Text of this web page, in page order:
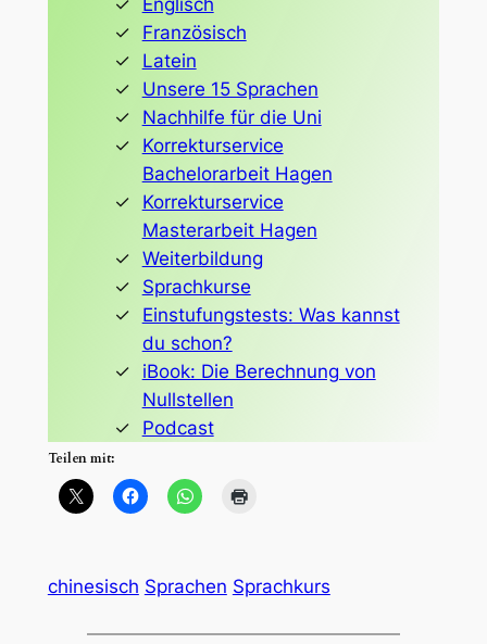
Englisch
Französisch
Latein
Unsere 15 Sprachen
Nachhilfe für die Uni
Korrekturservice
Bachelorarbeit Hagen
Korrekturservice
Masterarbeit Hagen
Weiterbildung
Sprachkurse
Einstufungstests: Was kannst
du schon?
iBook: Die Berechnung von
Nullstellen
Podcast
Teilen mit:
chinesisch Sprachen Sprachkurs